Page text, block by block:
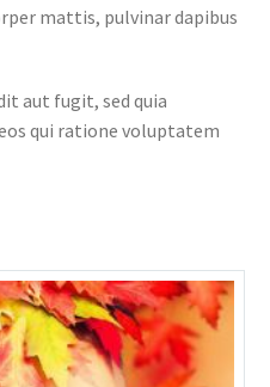
mattis, pulvinar dapibus
aut fugit, sed quia
qui ratione voluptatem